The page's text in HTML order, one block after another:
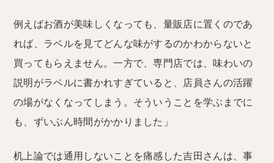
例えばお酒が美味しくなっても、量販店に置くのであ
れば、ラベルを見てどんな味がするのかわからないと
買ってもらえません。一方で、専門店では、味わいの
説明がラベルに書かれすぎていると、店員さんの活躍
の場がなくなってしまう。そういうことを学ぶまでに
も、ずいぶん時間がかかりました」
机上論では通用しないことを痛感した吉田さんは、事